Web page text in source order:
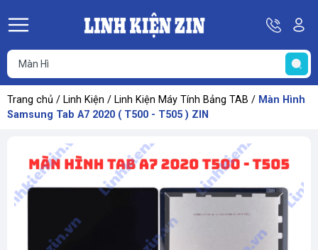
Hotline
08
69
67
68
69
Trang chủ / Linh Kiện / Linh Kiện Máy Tính Bảng TAB / Màn Hình
Samsung Tab A7 2020 ( T500 - T505 ) ZIN